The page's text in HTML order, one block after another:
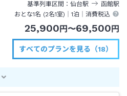
基準列車区間 仙台駅 函館駅
おとな1名 (2名1室)｜1泊 ｜消費税込
25,900 円 〜69,500 円
すべてのプランを見る（18）